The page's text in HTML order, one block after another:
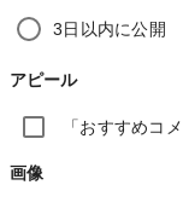
3日以内に公開
アピール
「おすすめコ
画像